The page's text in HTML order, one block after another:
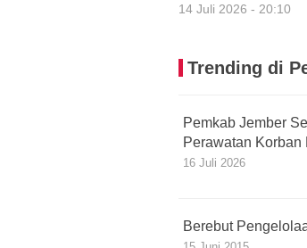
14 Juli 2026 - 20:10
Trending di
Pemkab Jember
Perawatan Korban
16 Juli 2026
Berebut